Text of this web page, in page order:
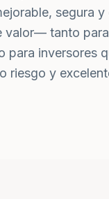
segura y
valor— tanto
para inversores
riesgo y